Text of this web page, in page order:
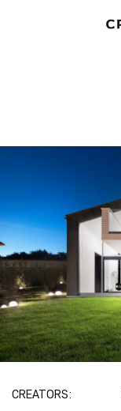
CREATORS: